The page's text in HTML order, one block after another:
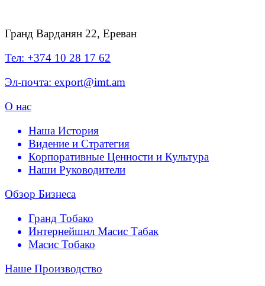
Гранд Варданян 22, Ереван
Тел: +374 10 28 17 62
Эл-почта: export@imt.am
О нас
Наша История
Видение и Стратегия
Корпоративные Ценности и Культура
Наши Руководители
Обзор Бизнеса
Гранд Тобако
Интернейшнл Масис Табак
Масис Тобако
Наше Производство